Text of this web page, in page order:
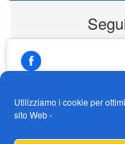
Utilizziamo i cookie per
sito Web -
Fai clic per